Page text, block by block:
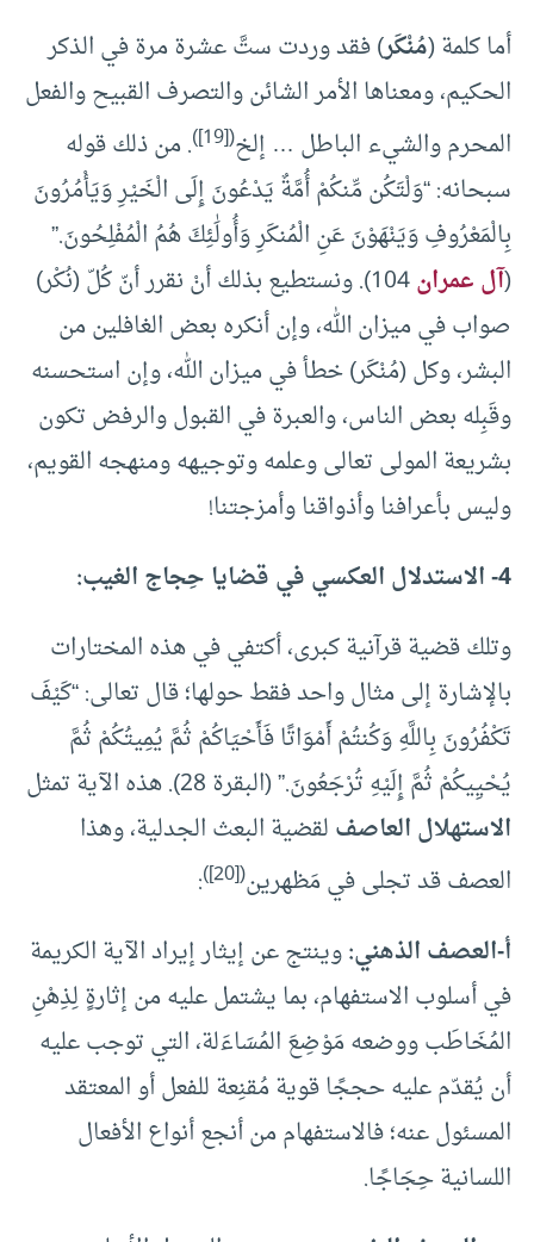
أما كلمة (مُنْكَر) فقد وردت ستَّ عشرة مرة في الذكر
الحكيم، ومعناها الأمر الشائن والتصرف القبيح والفعل
المحرم والشيء الباطل … إلخ(
[19]
). من ذلك قوله
سبحانه: “وَلْتَكُن مِّنكُمْ أُمَّةٌ يَدْعُونَ إِلَى الْخَيْرِ وَيَأْمُرُونَ
بِالْمَعْرُوفِ وَيَنْهَوْنَ عَنِ الْمُنكَرِ وَأُولَٰئِكَ هُمُ الْمُفْلِحُونَ.”
(آل عمران
104). ونستطيع بذلك أنْ نقرر أنّ كُلّ (نُكْر)
صواب في ميزان الله، وإن أنكره بعض الغافلين من
البشر، وكل (مُنْكَر) خطأ في ميزان الله، وإن استحسنه
وقَبِله بعض الناس، والعبرة في القبول والرفض تكون
بشريعة المولى تعالى وعلمه وتوجيهه ومنهجه القويم،
وليس بأعرافنا وأذواقنا وأمزجتنا!
4- الاستدلال العكسي في قضايا حِجاج الغيب:
وتلك قضية قرآنية كبرى، أكتفي في هذه المختارات
بالإشارة إلى مثال واحد فقط حولها؛ قال تعالى: “كَيْفَ
تَكْفُرُونَ بِاللَّهِ وَكُنتُمْ أَمْوَاتًا فَأَحْيَاكُمْ ثُمَّ يُمِيتُكُمْ ثُمَّ
يُحْيِيكُمْ ثُمَّ إِلَيْهِ تُرْجَعُونَ.” (البقرة 28). هذه الآية تمثل
الاستهلال العاصفلقضية البعث الجدلية، وهذا
العصف قد تجلى في مَظهرين(
[20]
)
:
أ-العصف الذهني:وينتج عن إيثار إيراد الآية الكريمة
في أسلوب الاستفهام، بما يشتمل عليه من إثارةٍ لِذِهْنِ
المُخَاطَب ووضعه مَوْضِعَ المُسَاءَلة، التي توجب عليه
أن يُقدّم عليه حججًا قوية مُقنِعة للفعل أو المعتقد
المسئول عنه؛ فالاستفهام من أنجع أنواع الأفعال
اللسانية حِجَاجًا.